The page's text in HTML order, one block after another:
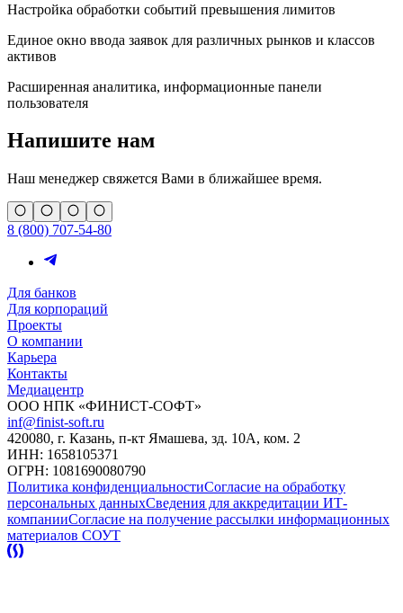
Настройка обработки событий превышения лимитов
Единое окно ввода заявок для различных рынков и классов
активов
Расширенная аналитика, информационные панели
пользователя
Напишите нам
Наш менеджер свяжется Вами в ближайшее время.
8 (800) 707-54-80
Для банков
Для корпораций
Проекты
О компании
Карьера
Контакты
Медиацентр
ООО НПК «ФИНИСТ-СОФТ»
inf@finist-soft.ru
420080, г. Казань, п-кт Ямашева, зд. 10А, ком. 2
ИНН: 1658105371
ОГРН: 1081690080790
Политика конфиденциальностиСогласие на обработку
персональных данныхСведения для аккредитации ИТ-
компанииСогласие на получение рассылки информационных
материалов СОУТ